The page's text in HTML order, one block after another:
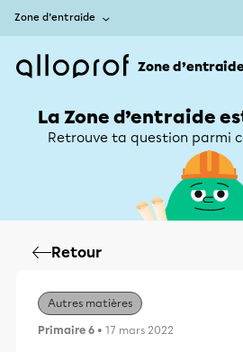
Zone d’entraide
Zone
La Zone d’entraide
Retrouve ta question parmi
Retour
Autres matières
Primaire 6 • 17 mars 2022